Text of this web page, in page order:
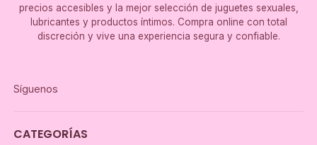
precios accesibles y la mejor selección de juguetes sexuales,
lubricantes y productos íntimos. Compra online con total
discreción y vive una experiencia segura y confiable.
Síguenos
CATEGORÍAS